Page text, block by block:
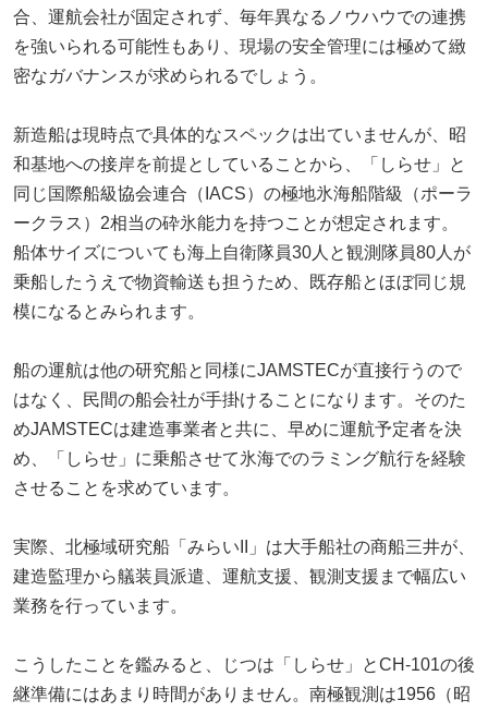
合、運航会社が固定されず、毎年異なるノウハウでの連携
を強いられる可能性もあり、現場の安全管理には極めて緻
密なガバナンスが求められるでしょう。
新造船は現時点で具体的なスペックは出ていませんが、昭
和基地への接岸を前提としていることから、「しらせ」と
同じ国際船級協会連合（IACS）の極地氷海船階級（ポーラ
ークラス）2相当の砕氷能力を持つことが想定されます。
船体サイズについても海上自衛隊員30人と観測隊員80人が
乗船したうえで物資輸送も担うため、既存船とほぼ同じ規
模になるとみられます。
船の運航は他の研究船と同様にJAMSTECが直接行うので
はなく、民間の船会社が手掛けることになります。そのた
めJAMSTECは建造事業者と共に、早めに運航予定者を決
め、「しらせ」に乗船させて氷海でのラミング航行を経験
させることを求めています。
実際、北極域研究船「みらいII」は大手船社の商船三井が、
建造監理から艤装員派遣、運航支援、観測支援まで幅広い
業務を行っています。
こうしたことを鑑みると、じつは「しらせ」とCH-101の後
継準備にはあまり時間がありません。南極観測は1956（昭